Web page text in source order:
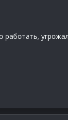
работать,